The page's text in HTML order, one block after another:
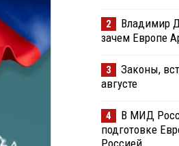
2
Владимир
зачем Европе
3
Законы,
августе
4
В МИД
подготовке